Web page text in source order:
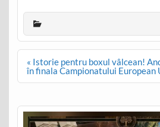
Post
navigation
« Istorie pentru boxul vâlcean!
în finala Campionatului European